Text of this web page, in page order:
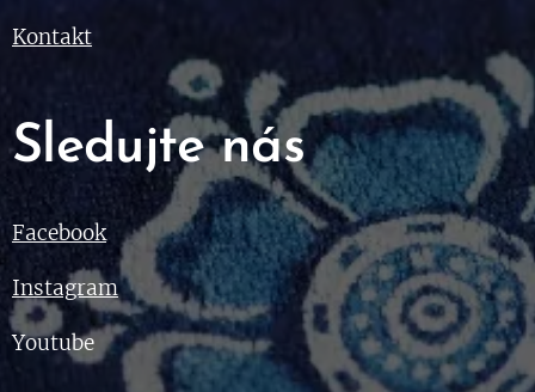
Kontakt
Sledujte nás
Facebook
Instagram
Youtube